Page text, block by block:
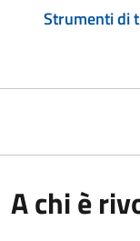
Strumenti di
A chi è